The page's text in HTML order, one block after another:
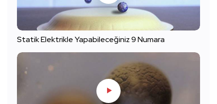
Statik Elektrikle Yapabileceğiniz 9 Numara